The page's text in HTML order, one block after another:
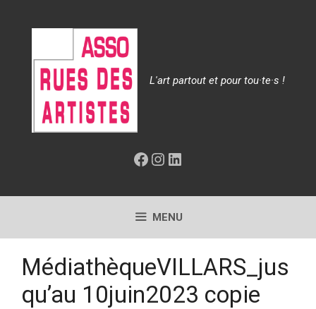
L'art partout et pour tou·te·s !
Facebook
Instagram
LinkedIn
MENU
MédiathèqueVILLARS_jus
qu’au 10juin2023 copie